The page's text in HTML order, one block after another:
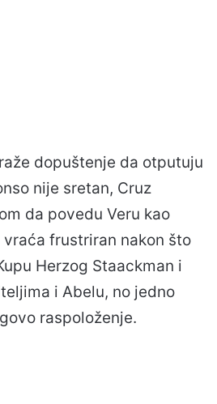
dopuštenje da otputuju
nije sretan, Cruz
da povedu Veru kao
frustriran nakon što
Herzog Staackman i
i Abelu, no jedno
raspoloženje.